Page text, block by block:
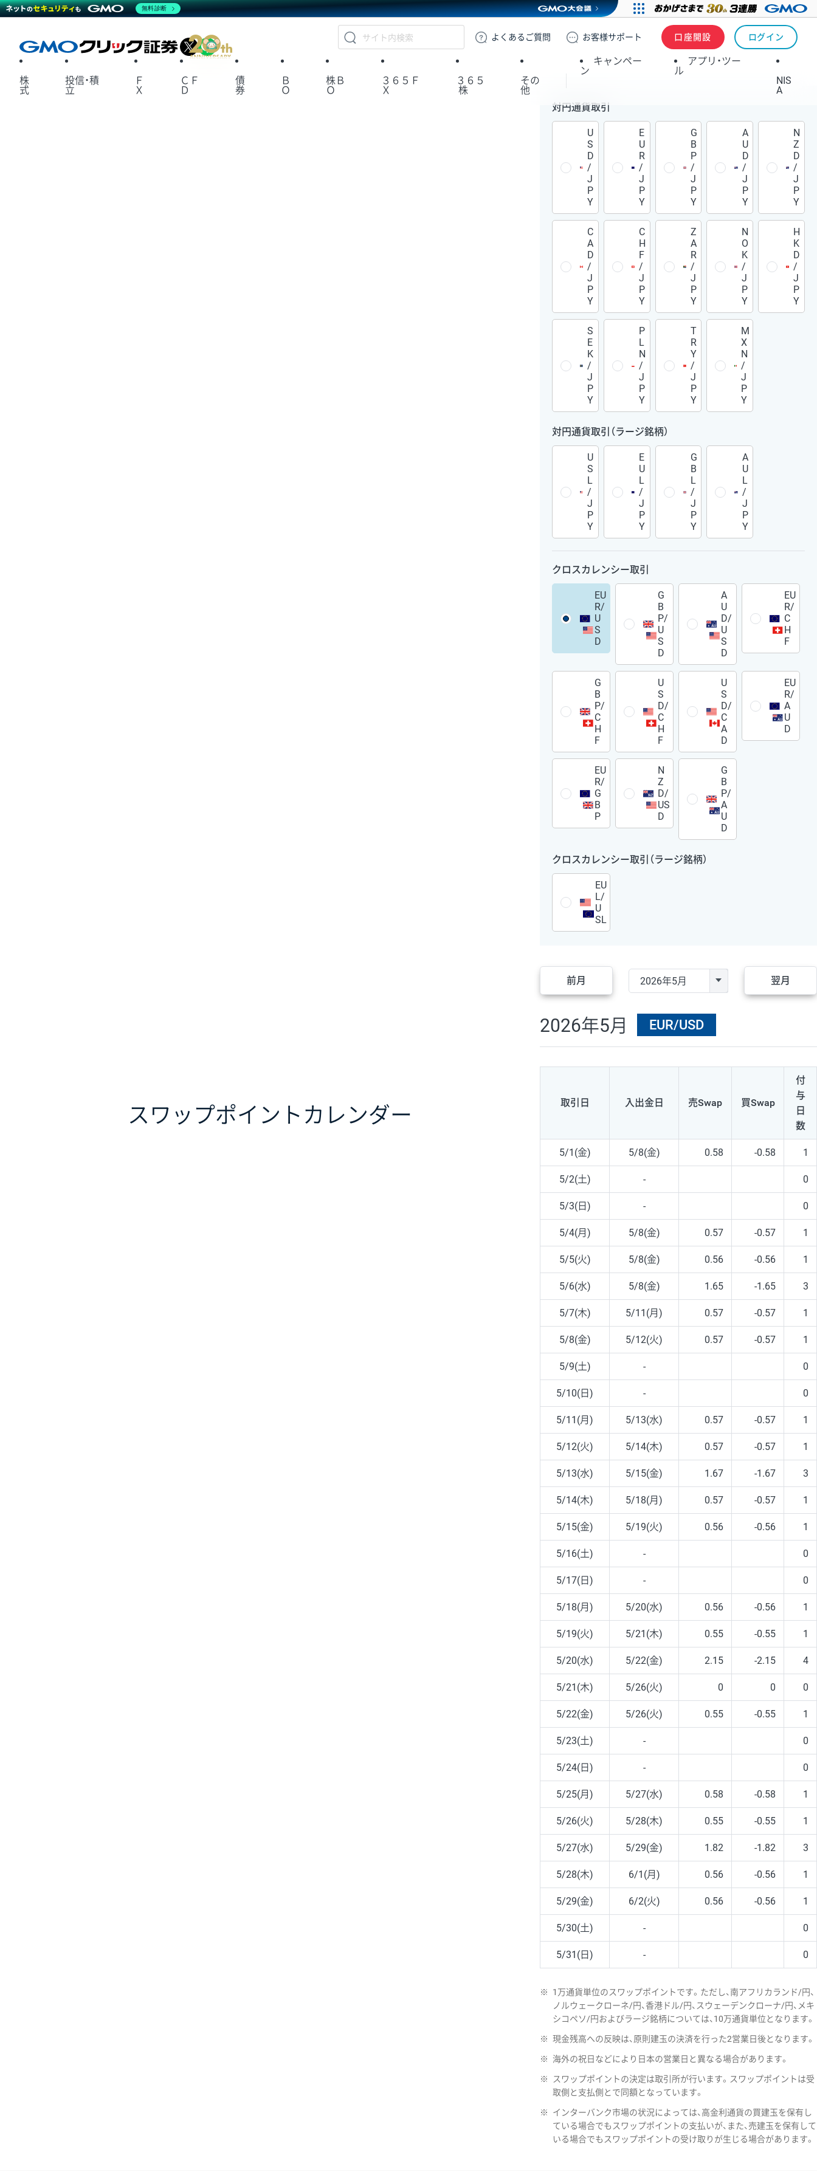
GMOクリック証券
よくある ご質問 お客様サポート 口座開設 ログイン
X
株
式
投信・積
立
Ｆ
Ｘ
ＣＦ
Ｄ
債
券
Ｂ
Ｏ
株Ｂ
Ｏ
３６５Ｆ
Ｘ
３６５
株
その
他
キャンペー
ン
アプリ・ツー
ル
NIS
A
スワップポイント カレンダー
対円通貨取引
U
S
D
/
J
P
Y
E
U
R
/
J
P
Y
G
B
P
/
J
P
Y
A
U
D
/
J
P
Y
N
Z
D
/
J
P
Y
C
A
D
/
J
P
Y
C
H
F
/
J
P
Y
Z
A
R
/
J
P
Y
N
O
K
/
J
P
Y
H
K
D
/
J
P
Y
S
E
K
/
J
P
Y
P
L
N
/
J
P
Y
T
R
Y
/
J
P
Y
M
X
N
/
J
P
Y
対円通貨取引（ラージ銘柄）
U
S
L
/
J
P
Y
E
U
L
/
J
P
Y
G
B
L
/
J
P
Y
A
U
L
/
J
P
Y
クロスカレンシー取引
EU
R/
U
S
D
G
B
P/
U
S
D
A
U
D/
U
S
D
EU
R/
C
H
F
G
B
P/
C
H
F
U
S
D/
C
H
F
U
S
D/
C
A
D
EU
R/
A
U
D
EU
R/
G
B
P
N
Z
D/
US
D
G
B
P/
A
U
D
クロスカレンシー取引（ラージ銘柄）
EU
L/
U
SL
前月 翌月
2026年5月 EUR/USD
取引日 入出金日 売Swap 買Swap
付
与
日
数
5/1(金) 5/8(金) 0.58 -0.58 1
5/2(土) - 0
5/3(日) - 0
5/4(月) 5/8(金) 0.57 -0.57 1
5/5(火) 5/8(金) 0.56 -0.56 1
5/6(水) 5/8(金) 1.65 -1.65 3
5/7(木) 5/11(月) 0.57 -0.57 1
5/8(金) 5/12(火) 0.57 -0.57 1
5/9(土) - 0
5/10(日) - 0
5/11(月) 5/13(水) 0.57 -0.57 1
5/12(火) 5/14(木) 0.57 -0.57 1
5/13(水) 5/15(金) 1.67 -1.67 3
5/14(木) 5/18(月) 0.57 -0.57 1
5/15(金) 5/19(火) 0.56 -0.56 1
5/16(土) - 0
5/17(日) - 0
5/18(月) 5/20(水) 0.56 -0.56 1
5/19(火) 5/21(木) 0.55 -0.55 1
5/20(水) 5/22(金) 2.15 -2.15 4
5/21(木) 5/26(火) 0 0 0
5/22(金) 5/26(火) 0.55 -0.55 1
5/23(土) - 0
5/24(日) - 0
5/25(月) 5/27(水) 0.58 -0.58 1
5/26(火) 5/28(木) 0.55 -0.55 1
5/27(水) 5/29(金) 1.82 -1.82 3
5/28(木) 6/1(月) 0.56 -0.56 1
5/29(金) 6/2(火) 0.56 -0.56 1
5/30(土) - 0
5/31(日) - 0
※
1万通貨単位のスワップポイントです。ただし、南アフリカランド/円、
ノルウェークローネ/円、香港ドル/円、スウェーデンクローナ/円、メキ
シコペソ/円およびラージ銘柄については、10万通貨単位となります。
※ 現金残高への反映は、原則建玉の決済を行った2営業日後となります。
※ 海外の祝日などにより日本の営業日と異なる場合があります。
※
スワップポイントの決定は取引所が行います。スワップポイントは受
取側と支払側とで同額となっています。
※
インターバンク市場の状況によっては、高金利通貨の買建玉を保有し
ている場合でもスワップポイントの支払いが、また、売建玉を保有して
いる場合でもスワップポイントの受け取りが生じる場合があります。
無料診断